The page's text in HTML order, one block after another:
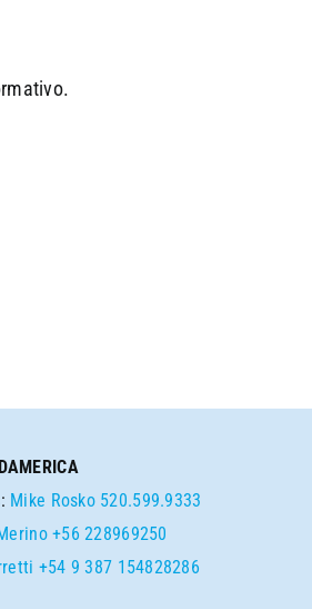
Mike Rosko 520.599.9333
+56 228969250
+54 9 387 154828286